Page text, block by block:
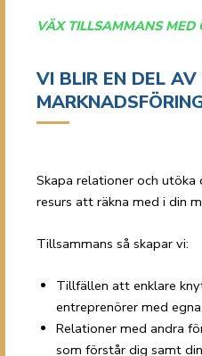
VÄX TILLSAMMANS MED
VI BLIR EN DEL AV
Skapa relationer och utöka
resurs att räkna med i din
Tillsammans så skapar vi:
Tillfällen att enklare
entreprenörer med
Relationer med andra
som förstår dig samt